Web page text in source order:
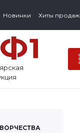
Новинки Хиты продаж